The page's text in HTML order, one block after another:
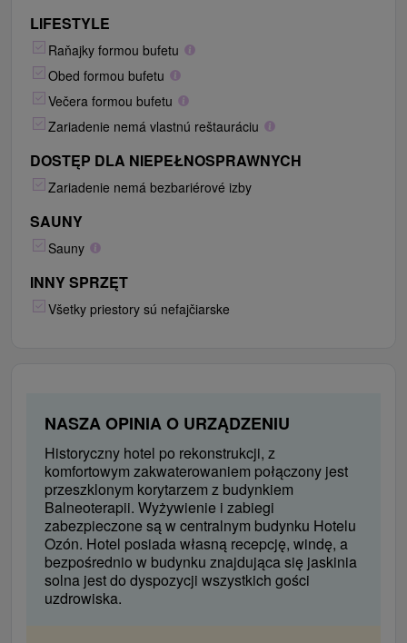
LIFESTYLE
Raňajky formou bufetu
Obed formou bufetu
Večera formou bufetu
Zariadenie nemá vlastnú reštauráciu
DOSTĘP DLA NIEPEŁNOSPRAWNYCH
Zariadenie nemá bezbariérové izby
SAUNY
Sauny
INNY SPRZĘT
Všetky priestory sú nefajčiarske
NASZA OPINIA O URZĄDZENIU
Historyczny hotel po rekonstrukcji, z
komfortowym zakwaterowaniem połączony jest
przeszklonym korytarzem z budynkiem
Balneoterapii. Wyżywienie i zabiegi
zabezpieczone są w centralnym budynku Hotelu
Ozón. Hotel posiada własną recepcję, windę, a
bezpośrednio w budynku znajdująca się jaskinia
solna jest do dyspozycji wszystkich gości
uzdrowiska.